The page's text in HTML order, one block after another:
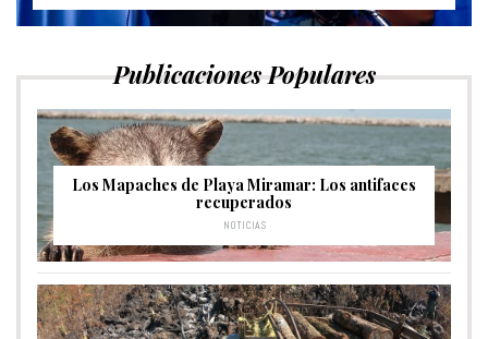
Publicaciones Populares
Los Mapaches de Playa Miramar: Los antifaces
recuperados
NOTICIAS